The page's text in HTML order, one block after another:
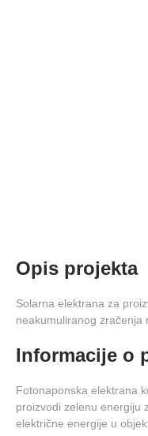
Opis projekta
Solarna elektrana za
neakumuliranog zračenja
Informacije o
Fotonaponska elektrana
proizvodi zelenu energiju
električne energije u